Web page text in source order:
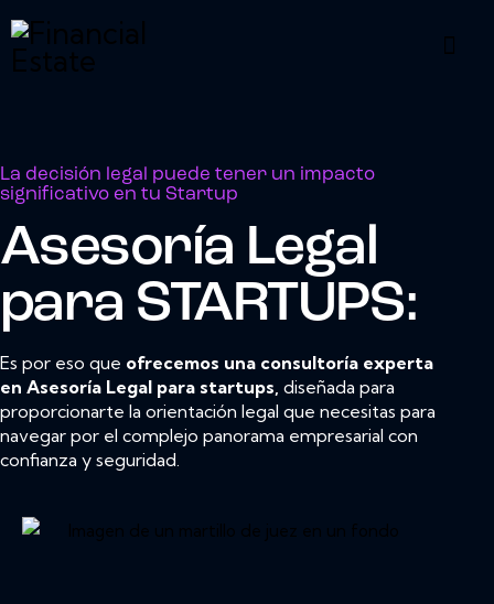
La decisión legal puede tener un impacto
significativo en tu Startup
Asesoría Legal
para STARTUPS:
Es por eso que ofrecemos una consultoría experta
en Asesoría Legal para startups, diseñada para
proporcionarte la orientación legal que necesitas para
navegar por el complejo panorama empresarial con
confianza y seguridad.